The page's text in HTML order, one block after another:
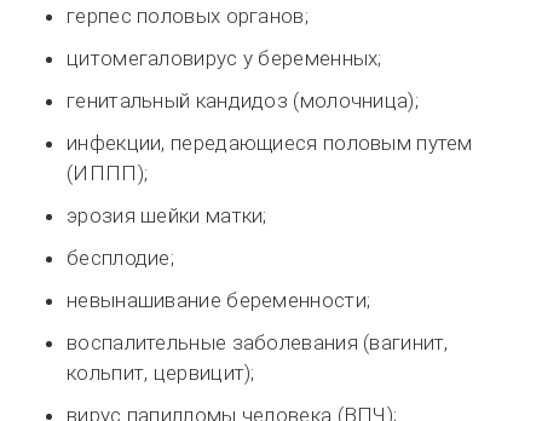
герпес половых органов;
цитомегаловирус у беременных;
генитальный кандидоз (молочница);
инфекции, передающиеся половым путем
(ИППП);
эрозия шейки матки;
бесплодие;
невынашивание беременности;
воспалительные заболевания (вагинит,
кольпит, цервицит);
вирус папилломы человека (ВПЧ);